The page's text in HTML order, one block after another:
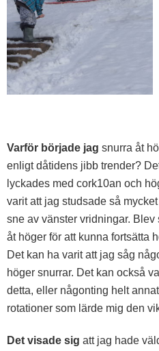
Varför började jag snurra åt
enligt dåtidens jibb trender?
lyckades med cork10an och
varit att jag studsade så
sne av vänster vridningar.
åt höger för att kunna fortsätta
Det kan ha varit att jag såg
höger snurrar. Det kan också
detta, eller någonting helt
rotationer som lärde mig den
Det visade sig att jag hade